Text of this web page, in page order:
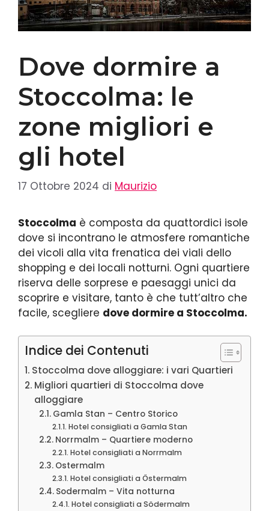
Dove dormire a
Stoccolma: le
zone migliori e
gli hotel
17 Ottobre 2024 di Maurizio
Stoccolma è composta da quattordici isole
dove si incontrano le atmosfere romantiche
dei vicoli alla vita frenatica dei viali dello
shopping e dei locali notturni. Ogni quartiere
riserva delle sorprese e paesaggi unici da
scoprire e visitare, tanto è che tutt’altro che
facile, scegliere dove dormire a Stoccolma.
Indice dei Contenuti
Stoccolma dove alloggiare: i vari Quartieri
Migliori quartieri di Stoccolma dove
alloggiare
Gamla Stan – Centro Storico
Hotel consigliati a Gamla Stan
Norrmalm – Quartiere moderno
Hotel consigliati a Norrmalm
Ostermalm
Hotel consigliati a Östermalm
Sodermalm – Vita notturna
Hotel consigliati a Södermalm